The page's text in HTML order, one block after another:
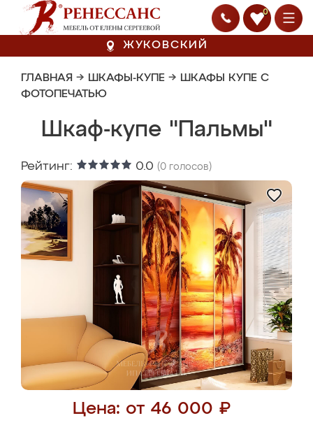
0
ЖУКОВСКИЙ
ГЛАВНАЯ → ШКАФЫ-КУПЕ → ШКАФЫ КУПЕ С
ФОТОПЕЧАТЬЮ
Шкаф-купе "Пальмы"
Рейтинг: 0.0 (0 голосов)
Цена: от 46 000 ₽